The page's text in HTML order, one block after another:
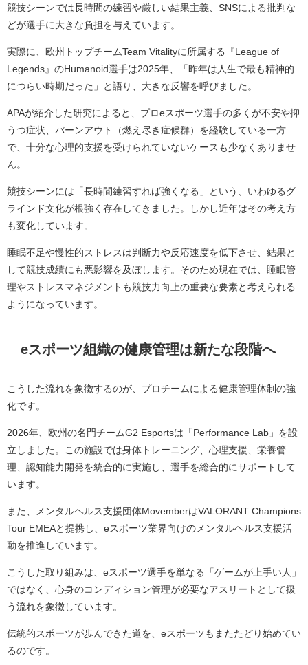
競技シーンでは長時間の練習や厳しい結果主義、SNSによる批判な
どが選手に大きな負担を与えています。
実際に、欧州トップチームTeam Vitalityに所属する『League of
Legends』のHumanoid選手は2025年、「昨年は人生で最も精神的
につらい時期だった」と語り、大きな反響を呼びました。
APAが紹介した研究によると、プロeスポーツ選手の多くが不安や抑
うつ症状、バーンアウト（燃え尽き症候群）を経験している一方
で、十分な心理的支援を受けられていないケースも少なくありませ
ん。
競技シーンには「長時間練習すれば強くなる」という、いわゆるグ
ラインド文化が根強く存在してきました。しかし近年はその考え方
も変化しています。
睡眠不足や慢性的ストレスは判断力や反応速度を低下させ、結果と
して競技成績にも悪影響を及ぼします。そのため現在では、睡眠管
理やストレスマネジメントも競技力向上の重要な要素と考えられる
ようになっています。
eスポーツ組織の健康管理は新たな段階へ
こうした流れを象徴するのが、プロチームによる健康管理体制の強
化です。
2026年、欧州の名門チームG2 Esportsは「Performance Lab」を設
立しました。この施設では身体トレーニング、心理支援、栄養管
理、認知能力開発を統合的に実施し、選手を総合的にサポートして
います。
また、メンタルヘルス支援団体MovemberはVALORANT Champions
Tour EMEAと提携し、eスポーツ業界向けのメンタルヘルス支援活
動を推進しています。
こうした取り組みは、eスポーツ選手を単なる「ゲームが上手い人」
ではなく、心身のコンディション管理が必要なアスリートとして扱
う流れを象徴しています。
伝統的スポーツが歩んできた道を、eスポーツもまたたどり始めてい
るのです。